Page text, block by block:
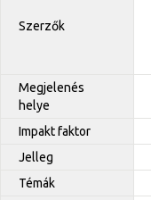
Szerzők
Megjelenés
helye
Impakt faktor
Jelleg
Témák